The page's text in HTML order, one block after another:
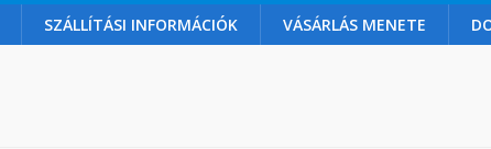
SZÁLLÍTÁSI INFORMÁCIÓK VÁSÁRLÁS MENETE